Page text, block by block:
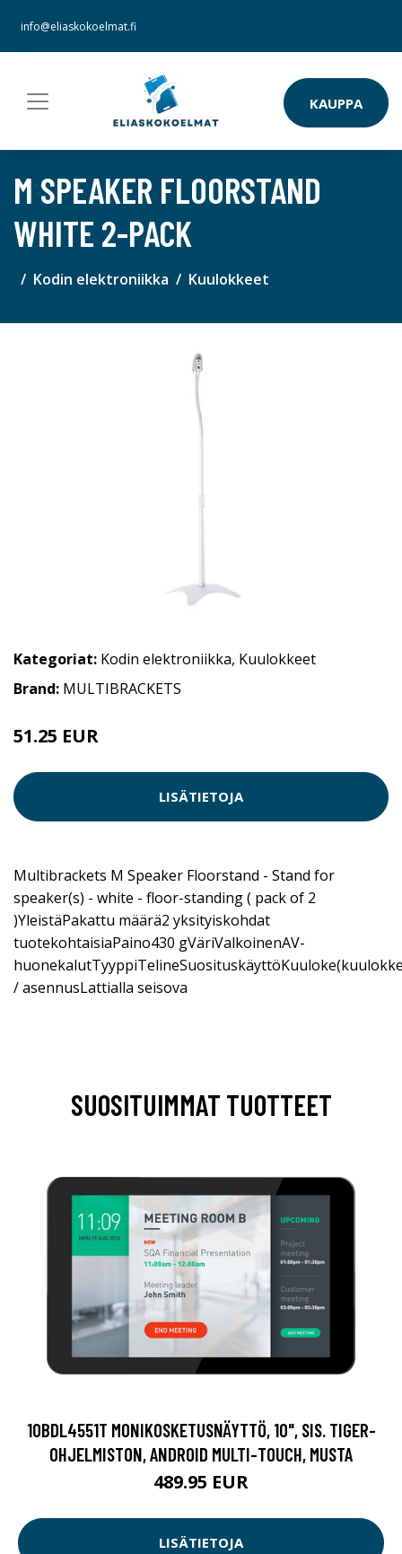
info@eliaskokoelmat.fi
KAUPPA
M SPEAKER FLOORSTAND
WHITE 2-PACK
Kodin elektroniikka Kuulokkeet
Kategoriat: Kodin elektroniikka, Kuulokkeet
Brand: MULTIBRACKETS
51.25 EUR
LISÄTIETOJA
Multibrackets M Speaker Floorstand - Stand for
speaker(s) - white - floor-standing ( pack of 2
)YleistäPakattu määrä2 yksityiskohdat
tuotekohtaisiaPaino430 gVäriValkoinenAV-
/ asennusLattialla seisova
SUOSITUIMMAT TUOTTEET
10BDL4551T MONIKOSKETUSNÄYTTÖ, 10", SIS. TIGER-
OHJELMISTON, ANDROID MULTI-TOUCH, MUSTA
489.95 EUR
LISÄTIETOJA